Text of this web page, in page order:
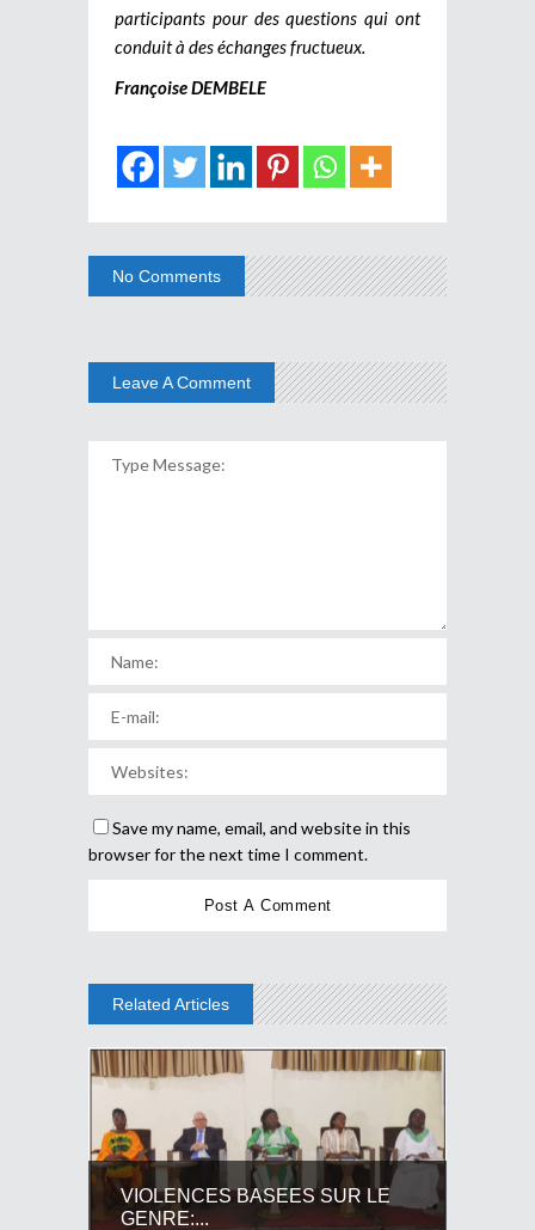
participants pour des questions qui ont
conduit à des échanges fructueux.
Françoise DEMBELE
No Comments
Leave A Comment
Save my name, email, and website in this
browser for the next time I comment.
Related Articles
VIOLENCES BASEES SUR LE
GENRE:...